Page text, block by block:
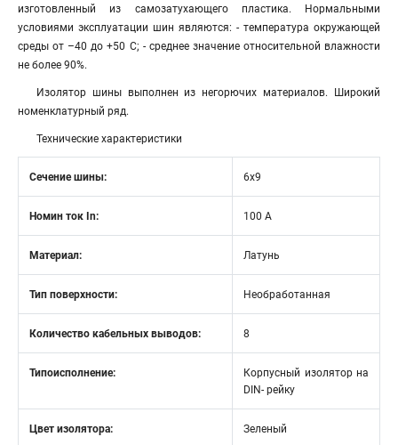
изготовленный из самозатухающего пластика. Нормальными
условиями эксплуатации шин являютcя: - температура окружающей
среды от –40 до +50 С; - среднее значение относительной влажности
не более 90%.
Изолятор шины выполнен из негорючих материалов. Широкий
номенклатурный ряд.
Технические характеристики
Сечение шины: 6х9
Номин ток In: 100 А
Материал: Латунь
Тип поверхности: Необработанная
Количество кабельных выводов: 8
Типоисполнение:
Корпусный изолятор на
DIN- рейку
Цвет изолятора: Зеленый